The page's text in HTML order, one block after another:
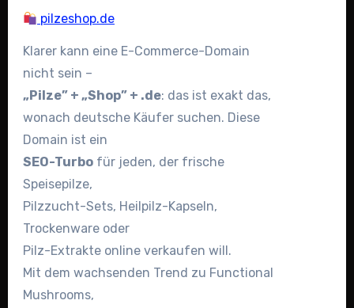
pilzeshop.de
Klarer kann eine E-Commerce-Domain
nicht sein –
„Pilze” + „Shop” + .de: das ist exakt das,
wonach deutsche Käufer suchen. Diese
Domain ist ein
SEO-Turbofür jeden, der frische
Speisepilze,
Pilzzucht-Sets, Heilpilz-Kapseln,
Trockenware oder
Pilz-Extrakte online verkaufen will.
Mit dem wachsenden Trend zu Functional
Mushrooms,